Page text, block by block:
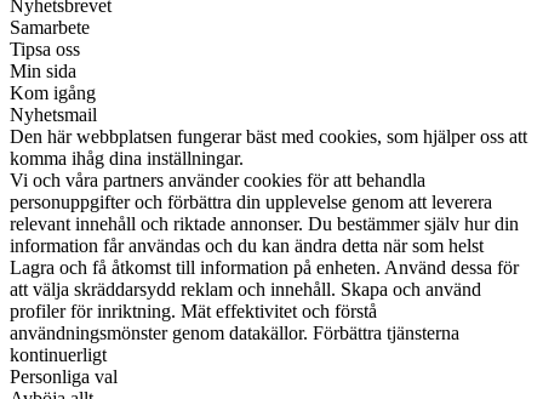
Nyhetsbrevet
Samarbete
Tipsa oss
Min sida
Kom igång
Nyhetsmail
Den här webbplatsen fungerar bäst med cookies, som hjälper oss att
komma ihåg dina inställningar.
Vi och våra partners använder cookies för att behandla
personuppgifter och förbättra din upplevelse genom att leverera
relevant innehåll och riktade annonser. Du bestämmer själv hur din
information får användas och du kan ändra detta när som helst
Lagra och få åtkomst till information på enheten. Använd dessa för
att välja skräddarsydd reklam och innehåll. Skapa och använd
profiler för inriktning. Mät effektivitet och förstå
användningsmönster genom datakällor. Förbättra tjänsterna
kontinuerligt
Personliga val